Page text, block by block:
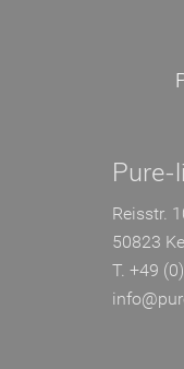
Pure-
Reisstr.
50823
T. +49